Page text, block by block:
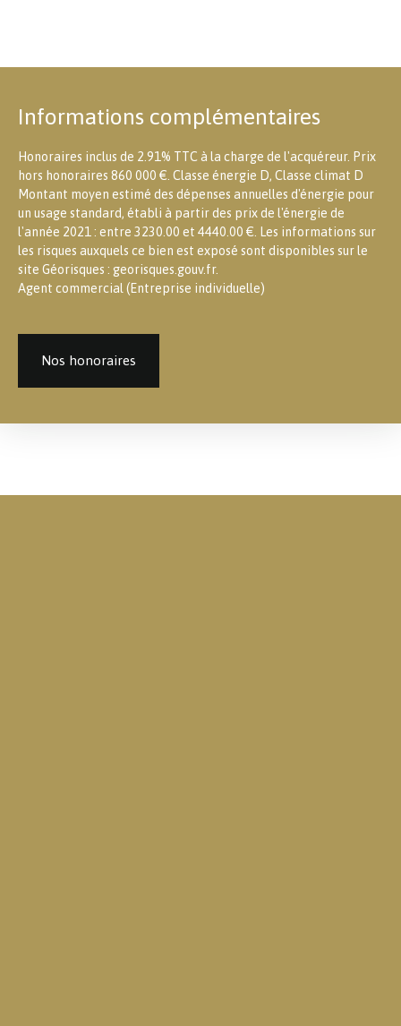
Informations complémentaires
Honoraires inclus de 2.91% TTC à la charge de l'acquéreur. Prix
hors honoraires 860 000 €. Classe énergie D, Classe climat D
Montant moyen estimé des dépenses annuelles d'énergie pour
un usage standard, établi à partir des prix de l'énergie de
l'année 2021 : entre 3230.00 et 4440.00 €. Les informations sur
les risques auxquels ce bien est exposé sont disponibles sur le
site Géorisques : georisques.gouv.fr.
Agent commercial (Entreprise individuelle)
Nos honoraires